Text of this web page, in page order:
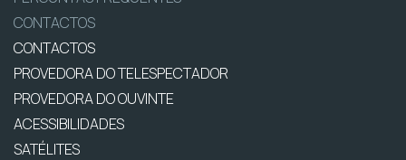
CONTACTOS
CONTACTOS
PROVEDORA DO TELESPECTADOR
PROVEDORA DO OUVINTE
ACESSIBILIDADES
SATÉLITES